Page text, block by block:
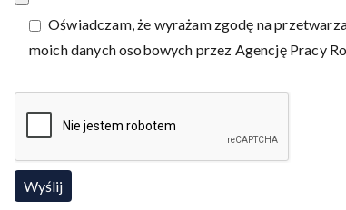
Oświadczam, że wyrażam zgodę na
moich danych osobowych przez Agencję Pracy